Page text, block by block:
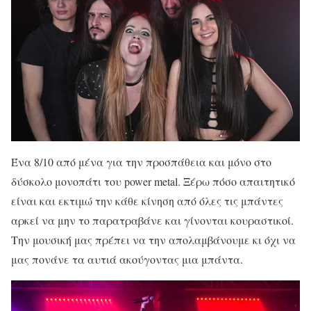
Ένα 8/10 από μένα για την προσπάθεια και μόνο στο
δύσκολο μονοπάτι του power metal. Ξέρω πόσο απαιτητικό
είναι και εκτιμώ την κάθε κίνηση από όλες τις μπάντες
αρκεί να μην το παρατραβάνε και γίνονται κουραστικοί.
Την μουσική μας πρέπει να την απολαμβάνουμε κι όχι να
μας πονάνε τα αυτιά ακούγοντας μια μπάντα.